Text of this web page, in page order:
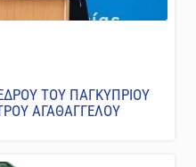
ΤΟΥ ΠΑΓΚΥΠΡΙΟΥ
ΑΓΑΘΑΓΓΕΛΟΥ